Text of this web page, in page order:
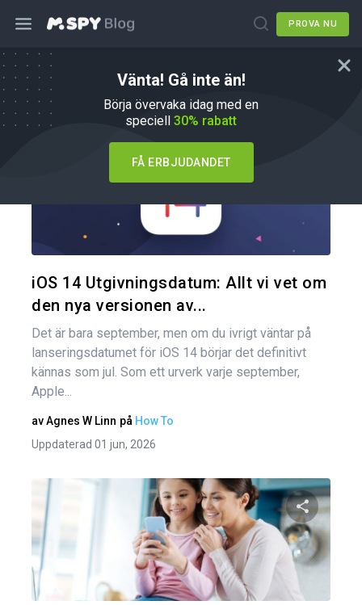
PROVA NU
Vänta! Gå inte än!
Börja övervaka idag med en
speciell 30% rabatt
FÅ ERBJUDANDET
Hur du gör
iOS 14 Utgivningsdatum: Allt vi vet om
den nya versionen av...
Det är bara september, men om du ivrigt väntar på
lanseringsdatumet för iOS 14 börjar det definitivt
kännas som jul. Som ett urverk varje september,
Apple...
avAgnes W Linn på How To
Uppdaterad 01 jun, 2026
Dela